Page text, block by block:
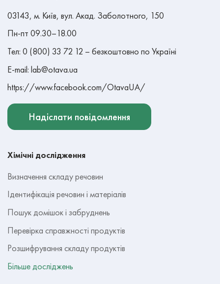
03143, м. Київ, вул. Акад. Заболотного, 150
Пн-пт 09.30–18.00
Тел: 0 (800) 33 72 12 – безкоштовно по Україні
E-mail: lab@otava.ua
https://www.facebook.com/OtavaUA/
Надіслати повідомлення
Хімічні дослідження
Визначення складу речовин
Ідентифікація речовин і матеріалів
Пошук домішок і забруднень
Перевірка справжності продуктів
Розшифрування складу продуктів
Більше досліджень